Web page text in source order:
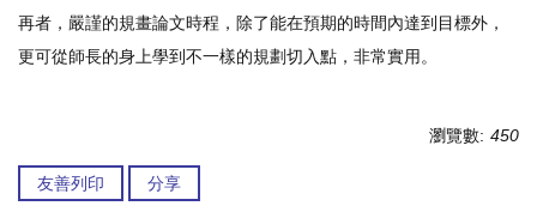
再者，嚴謹的規畫論文時程，除了能在預期的時間內達到目標外，
更可從師長的身上學到不一樣的規劃切入點，非常實用。
瀏覽數: 450
友善列印 分享